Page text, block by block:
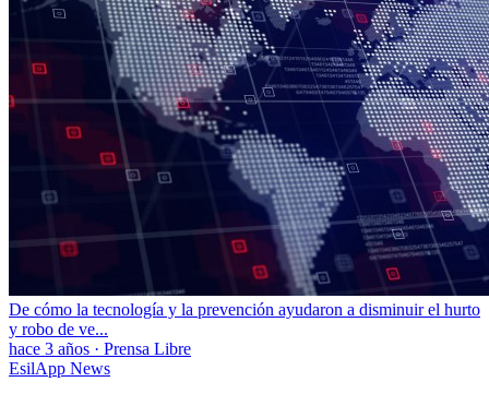
De cómo la tecnología y la prevención ayudaron a disminuir el hurto
y robo de ve...
hace 3 años · Prensa Libre
EsilApp News